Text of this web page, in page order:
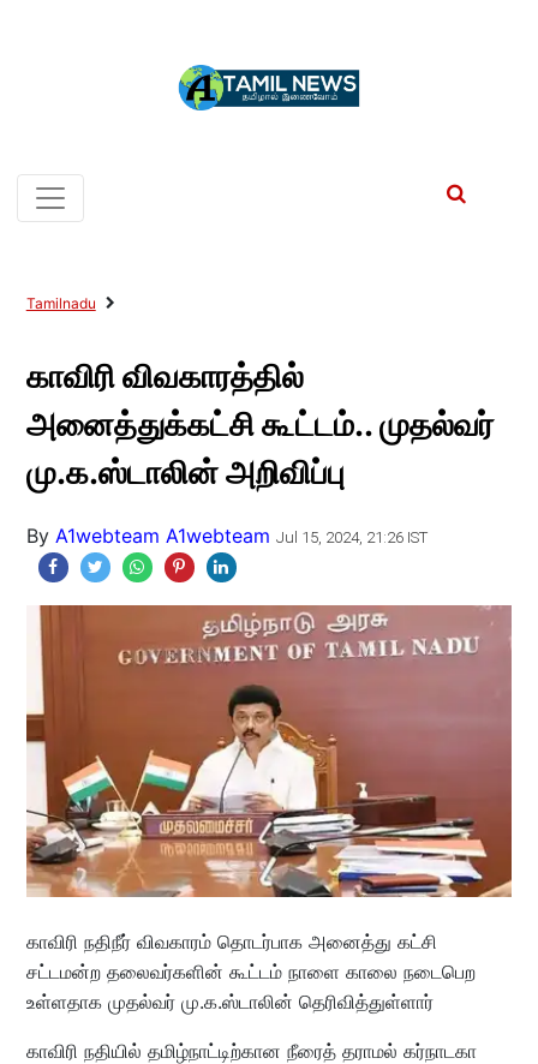
Tamilnadu
காவிரி விவகாரத்தில்
அனைத்துக்கட்சி கூட்டம்.. முதல்வர்
மு.க.ஸ்டாலின் அறிவிப்பு
By A1webteam A1webteam Jul 15, 2024, 21:26 IST
காவிரி நதிநீர் விவகாரம் தொடர்பாக அனைத்து கட்சி
சட்டமன்ற தலைவர்களின் கூட்டம் நாளை காலை நடைபெற
உள்ளதாக முதல்வர் மு.க.ஸ்டாலின் தெரிவித்துள்ளார்
காவிரி நதியில் தமிழ்நாட்டிற்கான நீரைத் தராமல் கர்நாடகா